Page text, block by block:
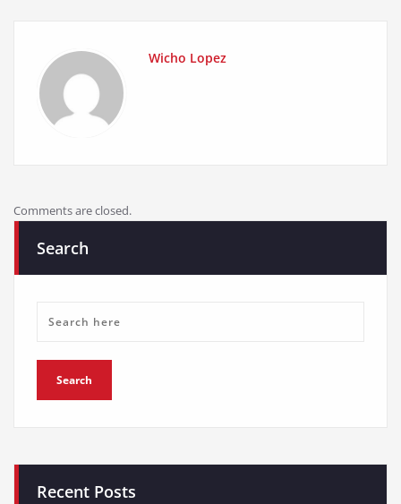
Wicho Lopez
Comments are closed.
Search
Recent Posts